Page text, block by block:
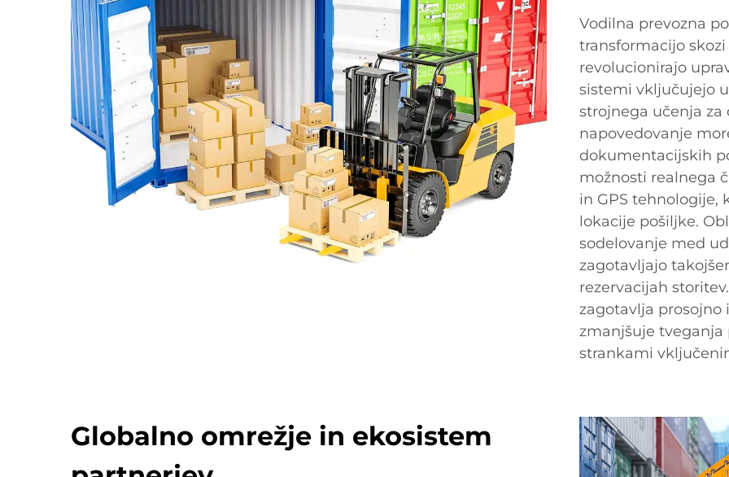
Vodilna prevozna
transformacijo
revolucionirajo
sistemi vključujejo
strojnega učenja
napovedovanje
dokumentacijskih
možnosti realnega
in GPS tehnologije,
lokacije pošiljke.
sodelovanje med
zagotavljajo
rezervacijah
zagotavlja prosojno
zmanjšuje tveganja
strankami
Globalno omrežje in ekosistem